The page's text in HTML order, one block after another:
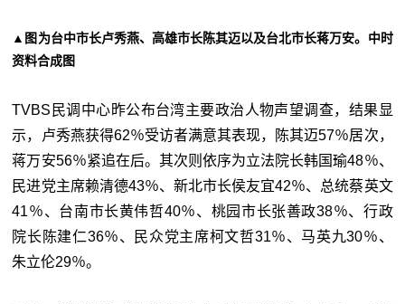
▲图为台中市长卢秀燕、高雄市长陈其迈以及台北市长蒋万安。中时
资料合成图
TVBS民调中心昨公布台湾主要政治人物声望调查，结果显
示，卢秀燕获得62％受访者满意其表现，陈其迈57％居次，
蒋万安56％紧追在后。其次则依序为立法院长韩国瑜48％、
民进党主席赖清德43％、新北市长侯友宜42％、总统蔡英文
41％、台南市长黄伟哲40％、桃园市长张善政38％、行政
院长陈建仁36％、民众党主席柯文哲31％、马英九30％、
朱立伦29％。